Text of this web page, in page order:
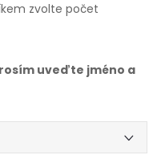
zvolte počet
uveďte jméno a